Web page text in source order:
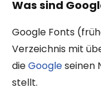
Was sind
Google Fonts
Verzeichnis mit
dieGoogleseinen
stellt.